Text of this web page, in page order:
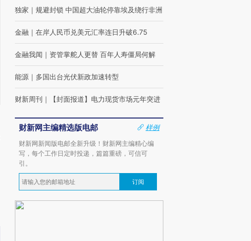
独家 ｜ 规避封锁 中国超大油轮停靠埃及绕行非洲
金融 ｜ 在岸人民币兑美元汇率连日升破6.75
金融我闻 ｜ 资管掌舵人更替 百年人寿僵局何解
能源 ｜ 多国出台光伏新政加速转型
财新周刊 ｜ 【封面报道】电力现货市场元年突进
财新网主编精选版电邮
样例
财新网新闻版电邮全新升级！财新网主编精心编
写，每个工作日定时投递，篇篇重磅，可信可
引。
订阅